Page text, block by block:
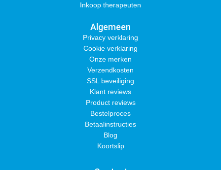
Inkoop therapeuten
Algemeen
Privacy verklaring
Cookie verklaring
Onze merken
Verzendkosten
SSL beveiliging
Klant reviews
Product reviews
Bestelproces
Betaalinstructies
Blog
Koortslip